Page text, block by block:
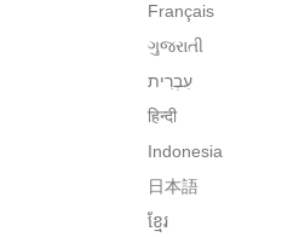
Français
ગુજરાતી
हिन्दी
Indonesia
日本語
ខ្មែរ